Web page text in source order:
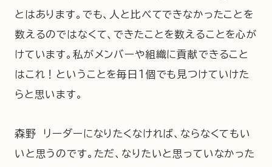
とはあります。でも、人と比べてできなかったことを
数えるのではなくて、できたことを数えることを心が
けています。私がメンバーや組織に貢献できること
はこれ！ということを毎日1個でも見つけていけた
らと思います。
森野 リーダーになりたくなければ、ならなくてもい
いと思うのです。ただ、なりたいと思っていなかった